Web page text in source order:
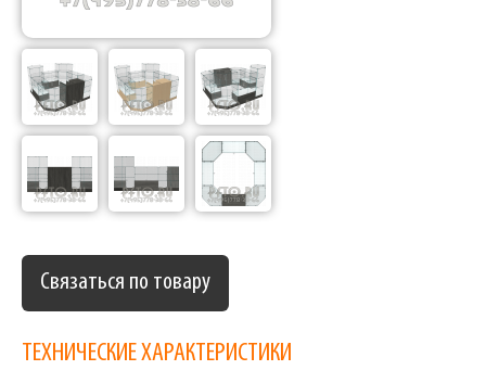
Фабрика торгового оборудования
Связаться по товару
ТЕХНИЧЕСКИЕ ХАРАКТЕРИСТИКИ